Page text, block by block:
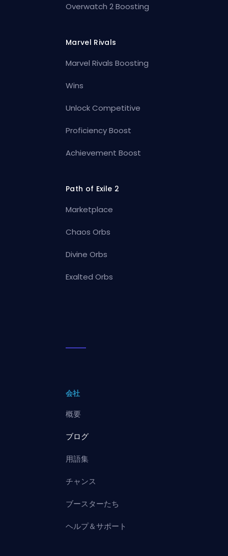
Overwatch 2 Boosting
Marvel Rivals
Marvel Rivals Boosting
Wins
Unlock Competitive
Proficiency Boost
Achievement Boost
Path of Exile 2
Marketplace
Chaos Orbs
Divine Orbs
Exalted Orbs
会社
概要
ブログ
用語集
チャンス
ブースターたち
ヘルプ＆サポート